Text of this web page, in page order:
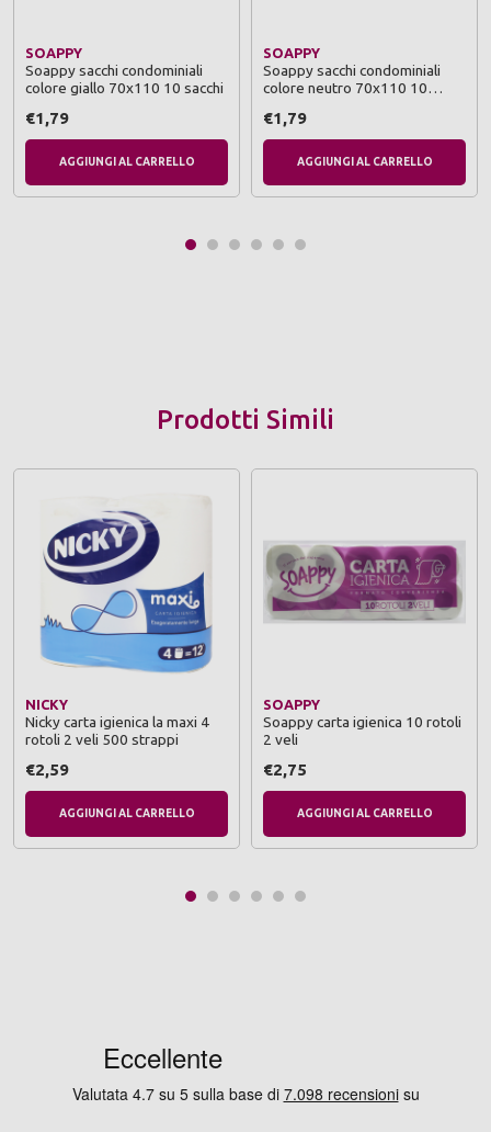
SOAPPY
Soappy sacchi condominiali
colore giallo 70x110 10 sacchi
€1,79
AGGIUNGI AL CARRELLO
SOAPPY
Soappy sacchi condominiali
colore neutro 70x110 10
€1,79
AGGIUNGI AL CARRELLO
Prodotti Simili
NICKY
Nicky carta igienica la maxi 4
rotoli 2 veli 500 strappi
€2,59
AGGIUNGI AL CARRELLO
SOAPPY
Soappy carta igienica 10 rotoli
2 veli
€2,75
AGGIUNGI AL CARRELLO